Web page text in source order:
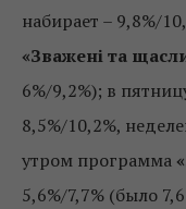
набирает – 9,8%/
«Зважені та
6%/9,2%); в
8,5%/10,2%,
утром программа
5,6%/7,7% (было